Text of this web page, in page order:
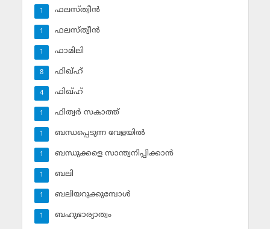
ഫലസ്ത്വീൻ
1
ഫലസ്ത്വീൻ
1
ഫാമിലി
1
ഫിഖ്ഹ്
8
ഫിഖ്ഹ്‌
4
ഫിത്വര്‍ സകാത്ത്‌
1
ബന്ധപ്പെടുന്ന വേളയില്‍
1
ബന്ധുക്കളെ സാന്ത്വനിപ്പിക്കാന്‍
1
ബലി
1
ബലിയറുക്കുമ്പോള്‍
1
ബഹുഭാര്യാത്വം
1